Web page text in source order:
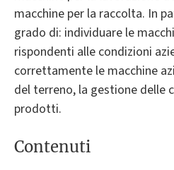
macchine per la raccolta. In
grado di: individuare le
rispondenti alle condizioni
correttamente le macchine
del terreno, la gestione delle
prodotti.
Contenuti